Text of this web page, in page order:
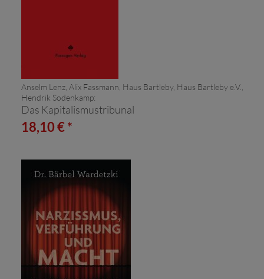
Anselm Lenz, Alix Fassmann, Haus Bartleby, Haus Bartleby e.V.,
Hendrik Sodenkamp:
Das Kapitalismustribunal
18,10 € *